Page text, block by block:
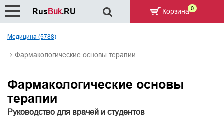
Медицина (5788)
Фармакологические основы терапии
Фармакологические основы
терапии
Руководство для врачей и студентов
RusBuk.RU Корзина 0